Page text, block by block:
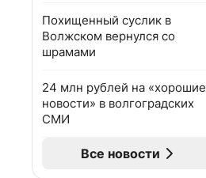
Похищенный суслик в
Волжском вернулся со
шрамами
24 млн рублей на «хорошие
новости» в волгоградских
СМИ
Все новости